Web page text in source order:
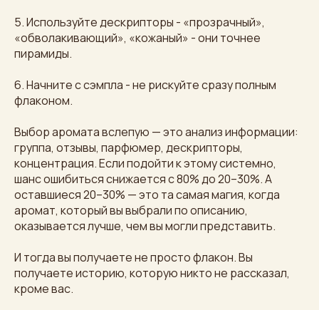
5. Используйте дескрипторы - «прозрачный»,
«обволакивающий», «кожаный» - они точнее
пирамиды.
6. Начните с сэмпла - не рискуйте сразу полным
флаконом.
Выбор аромата вслепую — это анализ информации:
группа, отзывы, парфюмер, дескрипторы,
концентрация. Если подойти к этому системно,
шанс ошибиться снижается с 80% до 20–30%. А
оставшиеся 20–30% — это та самая магия, когда
аромат, который вы выбрали по описанию,
оказывается лучше, чем вы могли представить.
И тогда вы получаете не просто флакон. Вы
получаете историю, которую никто не рассказал,
кроме вас.